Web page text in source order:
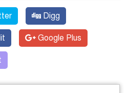
Digg
Google Plus